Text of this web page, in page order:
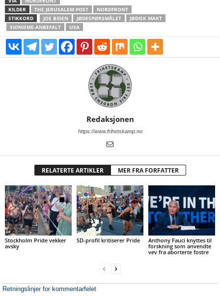
KILDER
THE JERUSALEM POST
NORDFRONT
STIKKORD
JOE BIDEN JØDESPØRSMÅLET
JØDISK MAKT
SIONISME-ANBEFALT
USA
Redaksjonen
https://www.frihetskamp.no
RELATERTE ARTIKLER MER FRA FORFATTER
Stockholm Pride vekker
avsky
SD-profil kritiserer Pride
Anthony Fauci knyttes til
forskning som anvendte
vev fra aborterte fostre
Retningslinjer for kommentarfelet